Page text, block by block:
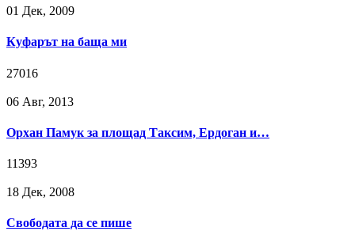
01 Дек, 2009
Куфарът на баща ми
27016
06 Авг, 2013
Орхан Памук за площад Таксим, Ердоган и…
11393
18 Дек, 2008
Свободата да се пише